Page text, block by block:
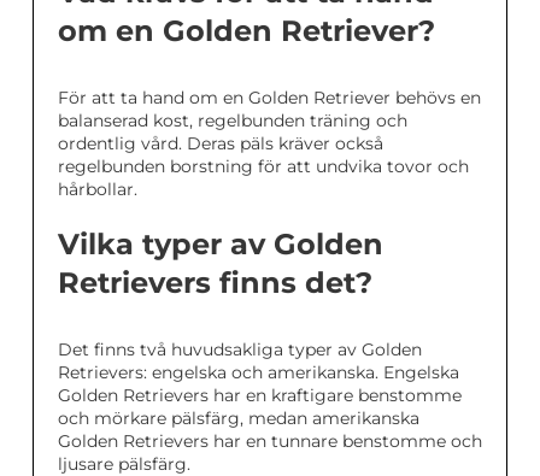
om en Golden Retriever?
För att ta hand om en Golden Retriever behövs en
balanserad kost, regelbunden träning och
ordentlig vård. Deras päls kräver också
regelbunden borstning för att undvika tovor och
hårbollar.
Vilka typer av Golden
Retrievers finns det?
Det finns två huvudsakliga typer av Golden
Retrievers: engelska och amerikanska. Engelska
Golden Retrievers har en kraftigare benstomme
och mörkare pälsfärg, medan amerikanska
Golden Retrievers har en tunnare benstomme och
ljusare pälsfärg.